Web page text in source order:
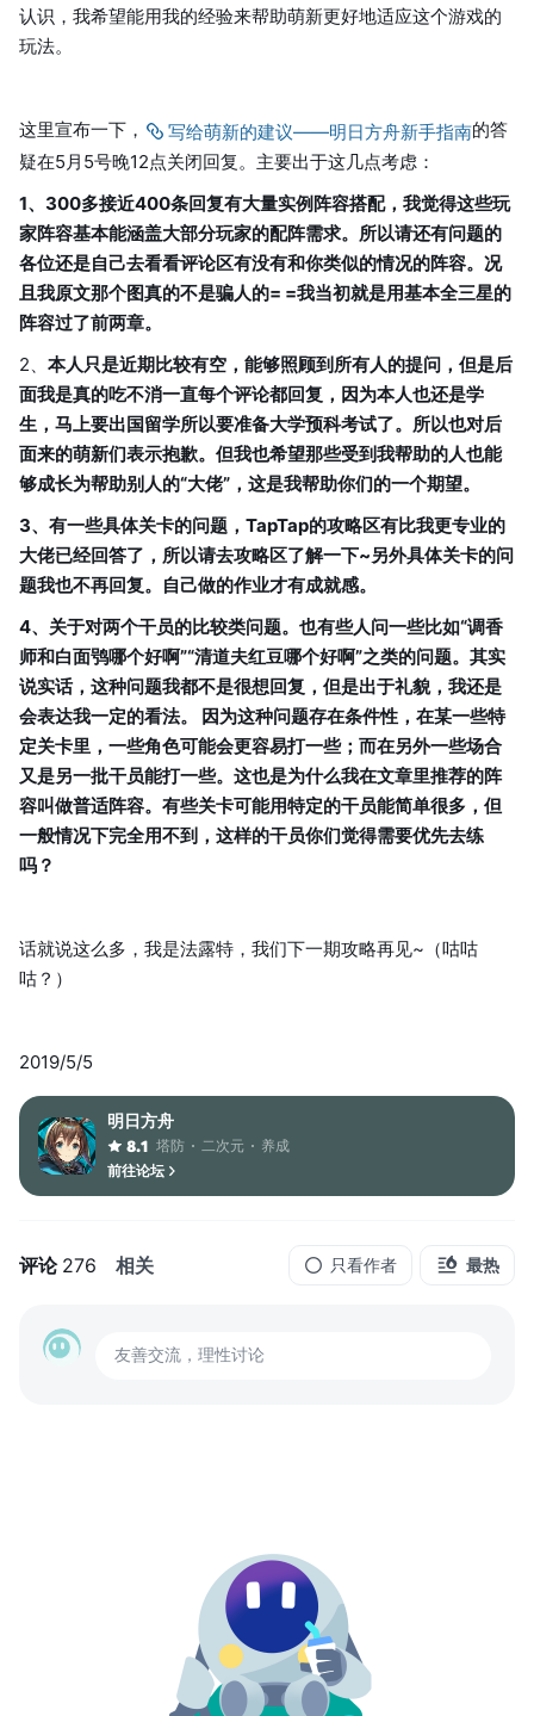
认识，我希望能用我的经验来帮助萌新更好地适应这个游戏的
玩法。
这里宣布一下， 写给萌新的建议——明日方舟新手指南的答
疑在5月5号晚12点关闭回复。主要出于这几点考虑：
1、300多接近400条回复有大量实例阵容搭配，我觉得这些玩
家阵容基本能涵盖大部分玩家的配阵需求。所以请还有问题的
各位还是自己去看看评论区有没有和你类似的情况的阵容。况
且我原文那个图真的不是骗人的= =我当初就是用基本全三星的
阵容过了前两章。
2、 本人只是近期比较有空，能够照顾到所有人的提问，但是后
面我是真的吃不消一直每个评论都回复，因为本人也还是学
生，马上要出国留学所以要准备大学预科考试了。所以也对后
面来的萌新们表示抱歉。但我也希望那些受到我帮助的人也能
够成长为帮助别人的“大佬”，这是我帮助你们的一个期望。
3、有一些具体关卡的问题，TapTap的攻略区有比我更专业的
大佬已经回答了，所以请去攻略区了解一下~另外具体关卡的问
题我也不再回复。自己做的作业才有成就感。
4、关于对两个干员的比较类问题。也有些人问一些比如“调香
师和白面鸮哪个好啊”“清道夫红豆哪个好啊”之类的问题。其实
说实话，这种问题我都不是很想回复，但是出于礼貌，我还是
会表达我一定的看法。 因为这种问题存在条件性，在某一些特
定关卡里，一些角色可能会更容易打一些；而在另外一些场合
又是另一批干员能打一些。这也是为什么我在文章里推荐的阵
容叫做普适阵容。有些关卡可能用特定的干员能简单很多，但
一般情况下完全用不到，这样的干员你们觉得需要优先去练
吗？
话就说这么多，我是法露特，我们下一期攻略再见~（咕咕
咕？）
2019/5/5
明日方舟
8.1 塔防 二次元
养成
前往论坛
评论 276 相关 只看作者 最热
友善交流，理性讨论